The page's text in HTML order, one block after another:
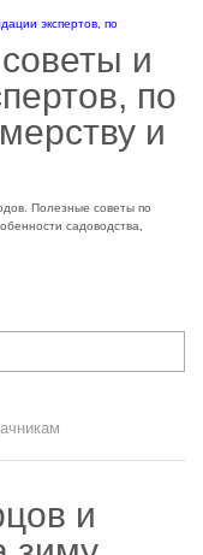
и
по
и
Полезные советы по
садоводства,
и